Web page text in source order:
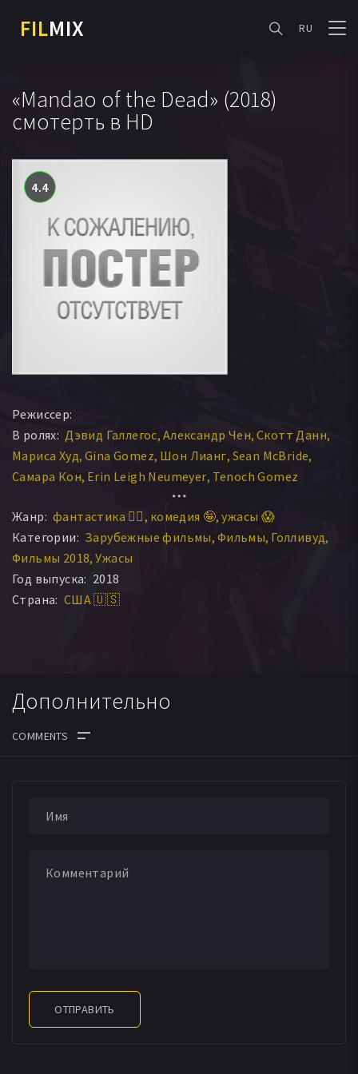
FILMIX RU
«Mandao of the Dead» (2018)
смотерть в HD
4.4
Режиссер:
В ролях: Дэвид Галлегос Александр Чен Скотт Данн
Мариса Худ Gina Gomez Шон Лианг Sean McBride
Самара Кон Erin Leigh Neumeyer Tenoch Gomez
Жанр: фантастика 🧙‍♀️ комедия 🤪 ужасы 😱
Категории: Зарубежные фильмы Фильмы Голливуд
Фильмы 2018 Ужасы
Год выпуска: 2018
Страна: США 🇺🇸
Дополнительно
ОТПРАВИТЬ